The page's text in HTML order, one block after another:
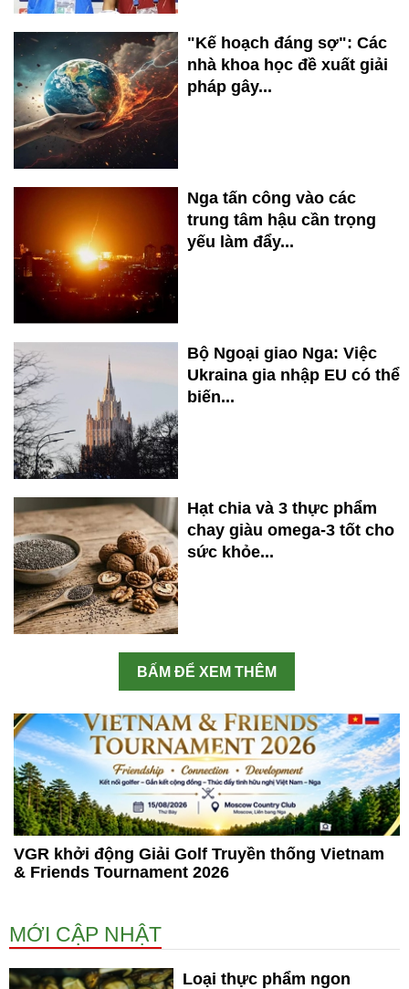
"Kế hoạch đáng sợ": Các
nhà khoa học đề xuất giải
pháp gây...
Nga tấn công vào các
trung tâm hậu cần trọng
yếu làm đẩy...
Bộ Ngoại giao Nga: Việc
Ukraina gia nhập EU có thể
biến...
Hạt chia và 3 thực phẩm
chay giàu omega-3 tốt cho
sức khỏe...
BẤM ĐỂ XEM THÊM
VGR khởi động Giải Golf Truyền thống Vietnam
& Friends Tournament 2026
MỚI CẬP NHẬT
Loại thực phẩm ngon